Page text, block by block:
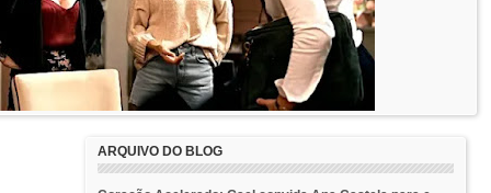
ARQUIVO DO BLOG